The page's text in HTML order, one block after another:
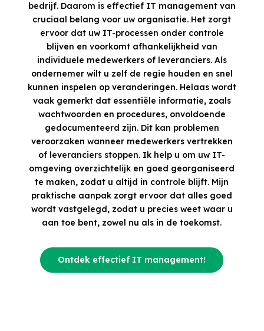
bedrijf. Daarom is effectief IT management van
cruciaal belang voor uw organisatie. Het zorgt
ervoor dat uw IT-processen onder controle
blijven en voorkomt afhankelijkheid van
individuele medewerkers of leveranciers. Als
ondernemer wilt u zelf de regie houden en snel
kunnen inspelen op veranderingen. Helaas wordt
vaak gemerkt dat essentiële informatie, zoals
wachtwoorden en procedures, onvoldoende
gedocumenteerd zijn. Dit kan problemen
veroorzaken wanneer medewerkers vertrekken
of leveranciers stoppen. Ik help u om uw IT-
omgeving overzichtelijk en goed georganiseerd
te maken, zodat u altijd in controle blijft. Mijn
praktische aanpak zorgt ervoor dat alles goed
wordt vastgelegd, zodat u precies weet waar u
aan toe bent, zowel nu als in de toekomst.
Ontdek effectief IT management!